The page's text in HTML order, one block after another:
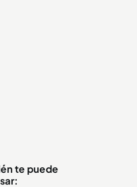
te puede